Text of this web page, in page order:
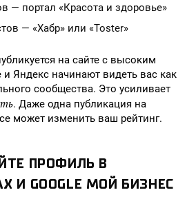
— портал «Красота и здоровье»
— «Хабр» или «Toster»
на сайте с высоким
и Яндекс начинают видеть вас как
сообщества. Это усиливает
. Даже одна публикация на
может изменить ваш рейтинг.
ПРОФИЛЬ В
И GOOGLE МОЙ БИЗНЕС